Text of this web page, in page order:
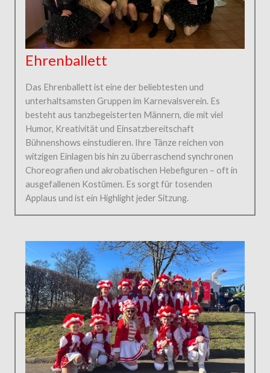
Ehrenballett
Das Ehrenballett ist eine der beliebtesten und
unterhaltsamsten Gruppen im Karnevalsverein. Es
besteht aus tanzbegeisterten Männern, die mit viel
Humor, Kreativität und Einsatzbereitschaft
Bühnenshows einstudieren. Ihre Tänze reichen von
witzigen Einlagen bis hin zu überraschend synchronen
Choreografien und akrobatischen Hebefiguren – oft in
ausgefallenen Kostümen. Es sorgt für tosenden
Applaus und ist ein Highlight jeder Sitzung.